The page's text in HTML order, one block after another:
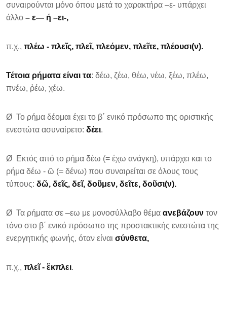
συναιρούνται μόνο όπου μετά το χαρακτήρα –ε- υπάρχει
άλλο – ε— ή –ει-,
π.χ., πλέω - πλεῖς, πλεῖ, πλεόμεν, πλεῖτε, πλέουσι(ν).
Τέτοια ρήματα είναι τα: δέω, ζέω, θέω, νέω, ξέω, πλέω,
πνέω, ῥέω, χέω.
Ø Το ρήμα δέομαι έχει το β΄ ενικό πρόσωπο της οριστικής
ενεστώτα ασυναίρετο: δέει.
Ø Εκτός από το ρήμα δέω (= έχω ανάγκη), υπάρχει και το
ρήμα δέω - ῶ (= δένω) που συναιρείται σε όλους τους
τύπους: δῶ, δεῖς, δεῖ, δοῦμεν, δεῖτε, δοῦσι(ν).
Ø Τα ρήματα σε –εω με μονοσύλλαβο θέμα ανεβάζουν τον
τόνο στο β΄ ενικό πρόσωπο της προστακτικής ενεστώτα της
ενεργητικής φωνής, όταν είναι σύνθετα,
π.χ., πλεῖ - ἒκπλει.